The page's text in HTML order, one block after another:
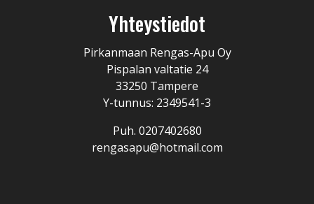
Yhteystiedot
Pirkanmaan Rengas-Apu Oy
Pispalan valtatie 24
33250 Tampere
Y-tunnus: 2349541-3
Puh. 0207402680
rengasapu@hotmail.com